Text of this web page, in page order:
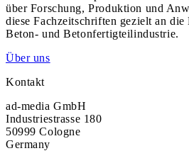
über Forschung, Produktion und
diese Fachzeitschriften gezielt an die
Beton- und Betonfertigteilindustrie.
Über uns
Kontakt
ad-media GmbH
Industriestrasse 180
50999 Cologne
Germany